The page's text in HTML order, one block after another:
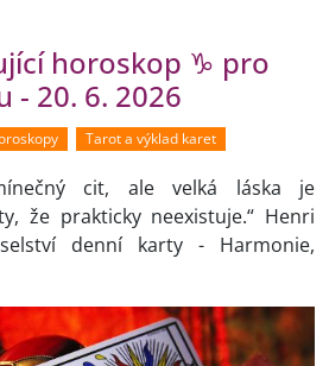
horoskop ♑ pro
- 20. 6. 2026
Tarot a výklad karet
cit, ale velká láska je
že prakticky neexistuje.“ Henri
denní karty - Harmonie,